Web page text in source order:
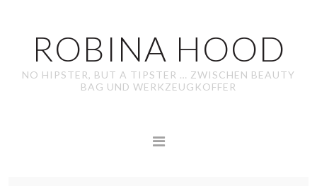
ROBINA HOOD
NO HIPSTER, BUT A TIPSTER … ZWISCHEN BEAUTY
BAG UND WERKZEUGKOFFER